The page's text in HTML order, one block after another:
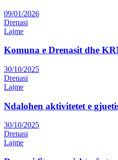
09/01/2026
Drenasi
Lajme
Komuna e Drenasit dhe
30/10/2025
Drenasi
Lajme
Ndalohen aktivitetet e
30/10/2025
Drenasi
Lajme